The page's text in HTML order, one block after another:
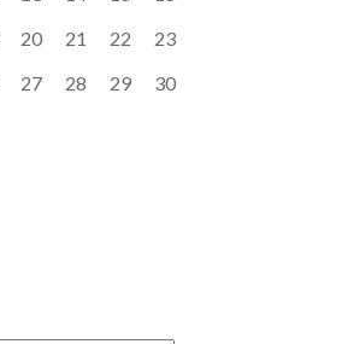
20 21 22
23
27 28 29
30